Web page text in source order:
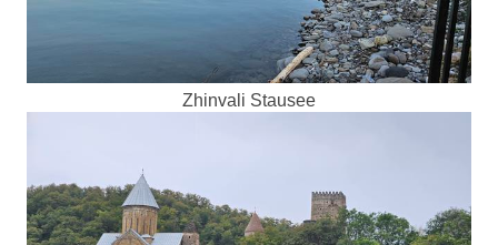
Zhinvali Stausee